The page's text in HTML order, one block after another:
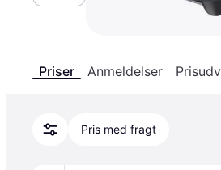
Priser Anmeldelser
Pris med fragt